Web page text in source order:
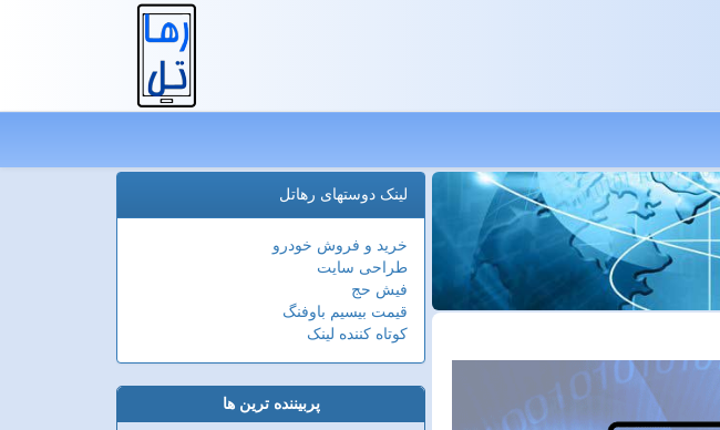
لینک دوستهای رهاتل
خرید و فروش خودرو
طراحی سایت
فیش حج
قیمت بیسیم باوفنگ
کوتاه کننده لینک
پربیننده ترین ها